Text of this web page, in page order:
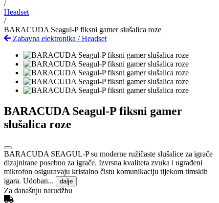
/
Headset
/
BARACUDA Seagul-P fiksni gamer slušalica roze
Zabavna elektronika /Headset
BARACUDA Seagul-P fiksni gamer
slušalica roze
BARACUDA SEAGUL-P su moderne ružičaste slušalice za igrače
dizajnirane posebno za igrače. Izvrsna kvaliteta zvuka i ugrađeni
mikrofon osiguravaju kristalno čistu komunikaciju tijekom timskih
igara. Udoban...
dalje
Za današnju narudžbu